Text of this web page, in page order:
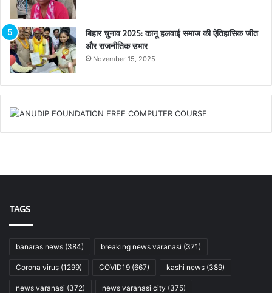
बिहार चुनाव 2025: कानू हलवाई समाज की ऐतिहासिक जीत
और राजनीतिक उभार
November 15, 2025
TAGS
banaras news (384) breaking news varanasi (371)
Corona virus (1299) COVID19 (667) kashi news (389)
news varanasi (372) news varanasi city (375)